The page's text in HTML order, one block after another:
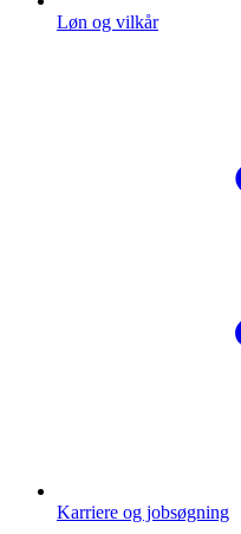
Løn og vilkår
Karriere og jobsøgning